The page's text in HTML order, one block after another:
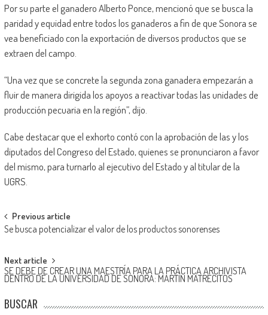
Por su parte el ganadero Alberto Ponce, mencionó que se busca la
paridad y equidad entre todos los ganaderos a fin de que Sonora se
vea beneficiado con la exportación de diversos productos que se
extraen del campo.
“Una vez que se concrete la segunda zona ganadera empezarán a
fluir de manera dirigida los apoyos a reactivar todas las unidades de
producción pecuaria en la región”, dijo.
Cabe destacar que el exhorto contó con la aprobación de las y los
diputados del Congreso del Estado, quienes se pronunciaron a favor
del mismo, para turnarlo al ejecutivo del Estado y al titular de la
UGRS.
Post
navigation
Previous article
Se busca potencializar el valor de los productos sonorenses
Next article
SE DEBE DE CREAR UNA MAESTRÍA PARA LA PRÁCTICA ARCHIVISTA
DENTRO DE LA UNIVERSIDAD DE SONORA: MARTÍN MATRECITOS
BUSCAR